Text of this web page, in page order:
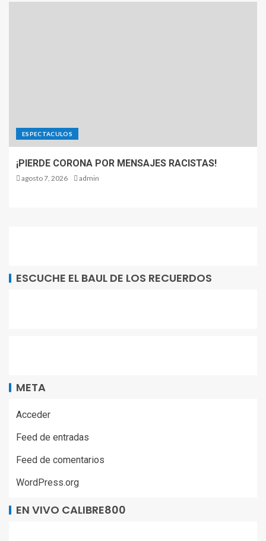
ESPECTACULOS
¡PIERDE CORONA POR MENSAJES RACISTAS!
agosto 7, 2026 admin
ESCUCHE EL BAUL DE LOS RECUERDOS
META
Acceder
Feed de entradas
Feed de comentarios
WordPress.org
EN VIVO CALIBRE800